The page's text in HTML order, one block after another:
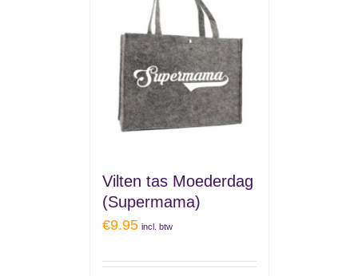
Vilten tas Moederdag
(Supermama)
€9.95 incl. btw